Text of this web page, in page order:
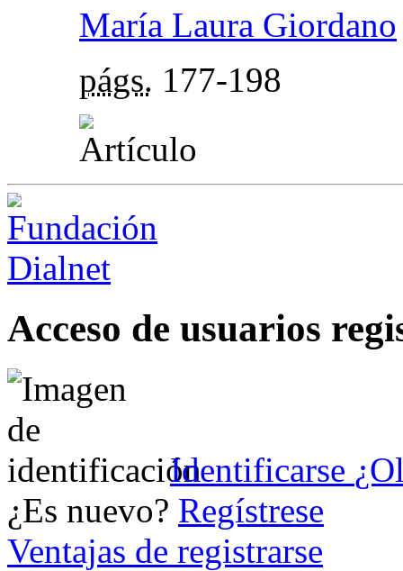
María Laura Giordano
págs. 177-198
Acceso de usuarios
Identificarse
¿Es nuevo? Regístrese
Ventajas de registrarse